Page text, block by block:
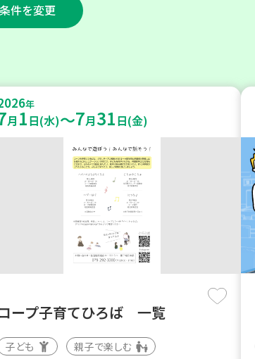
件を変更
年
月 1日(水)～7月31日(金)
コープ子育てひろば 一覧
子ども 親子で楽しむ